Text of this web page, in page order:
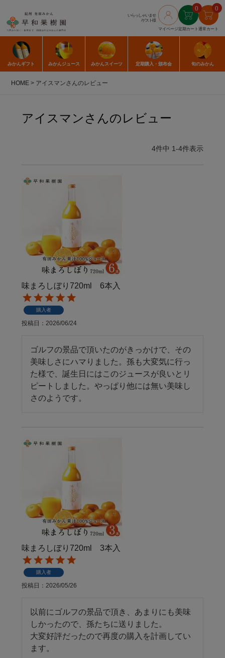
いらっしゃいませ
/ゲスト様
マイページ
0
定期カート
0
通常カート
みかんギフト みかんジュース みかんスイーツ 定期購入 ・頒布会 旬のみかん
HOME アイスマンさんのレビュー
アイスマンさんのレビュー
4件中 1-4件表示
味まろしぼり720ml 6本入
購入者
投稿日 2026/06/24
ゴルフの景品で頂いたのがきっかけで、その
美味しさにハマりました。孫も大変気に行っ
た様で、誕生日にはこのジュースが良いとリ
ピートしました。やっぱり他には無い美味し
さのようです。
味まろしぼり720ml 3本入
購入者
投稿日 2026/05/26
以前にゴルフの景品で頂き、あまりにも美味
しかったので、孫たちに送りました。
大変好評だったので再度の購入を計画してい
ます。